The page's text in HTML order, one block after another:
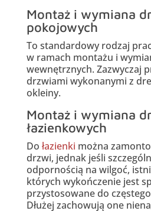
Montaż i wymiana
pokojowych
To standardowy rodzaj
w ramach montażu i
wewnętrznych. Zazwyczaj
drzwiami wykonanymi z
okleiny.
Montaż i wymiana
łazienkowych
Do łazienki można
drzwi, jednak jeśli
odpornością na wilgoć,
których wykończenie jest
przystosowane do częstego
Dłużej zachowują one